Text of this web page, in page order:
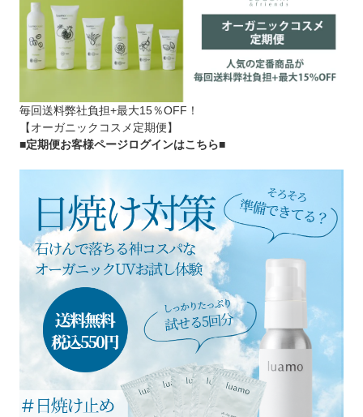
毎回送料弊社負担+最大15％OFF！
【オーガニックコスメ定期便】
■定期便お客様ページログインはこちら■